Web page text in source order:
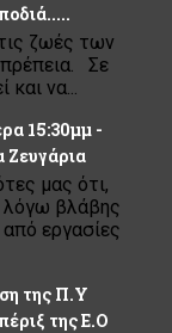
ζωές των
Σε
να...
15:30μμ -
Ζευγάρια
μας ότι,
βλάβης
εργασίες
της Π.Υ
της Ε.Ο